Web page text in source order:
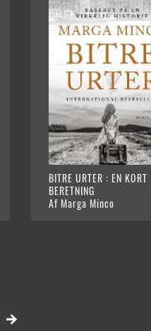
BITRE URTER : EN KORT
BERETNING
Af Marga Minco